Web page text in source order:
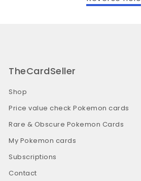
TheCardSeller
Shop
Price value check Pokemon cards
Rare & Obscure Pokemon Cards
My Pokemon cards
Subscriptions
Contact